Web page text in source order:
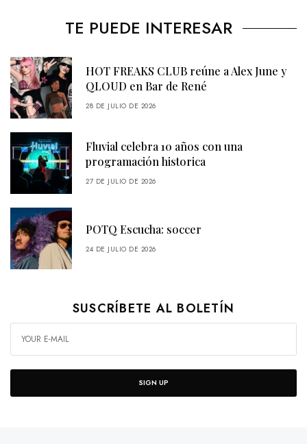
TE PUEDE INTERESAR
HOT FREAKS CLUB reúne a Alex June y
QLOUD en Bar de René
28 DE JULIO DE 2026
Fluvial celebra 10 años con una
programación historica
27 DE JULIO DE 2026
POTQ Escucha: soccer
24 DE JULIO DE 2026
SUSCRÍBETE AL BOLETÍN
SIGN UP